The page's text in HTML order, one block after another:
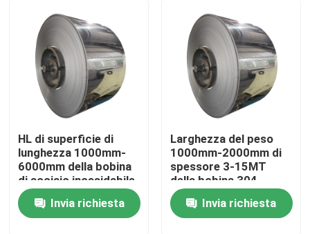
Prodotti
Video
HL di superficie di
lunghezza 1000mm-
6000mm della bobina
di acciaio inossidabile
di larghezza 304 di
1000mm-2000mm
Invia richiesta
Larghezza del peso
1000mm-2000mm di
spessore 3-15MT
della bobina 304
0.1mm-6mm di
acciaio inossidabile
Invia richiesta